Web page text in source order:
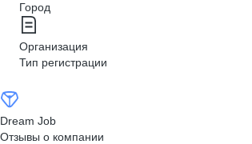
Город
Организация
Тип регистрации
Dream Job
Отзывы о компании